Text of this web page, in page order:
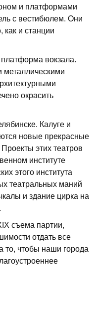
и платформами
с вестибюлем. Они
как и станции
вокзала.
окрасить
Калуге и
новые прекрасные
этих театров
институте
этого института
театральных маний
и здание цирка на
съема партии,
отдать все
то, чтобы наши города